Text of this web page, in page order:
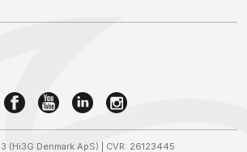
(Hi3G Denmark ApS) | CVR: 26123445